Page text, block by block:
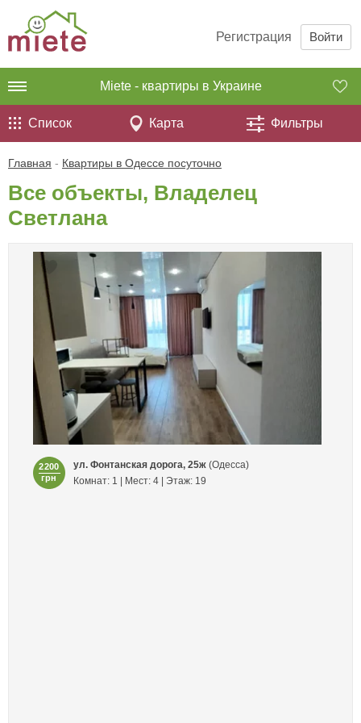
Регистрация Войти
Miete - квартиры в Украине
Список Карта Фильтры
Главная - Квартиры в Одессе посуточно
Все объекты, Владелец
Светлана
2200
грн
ул. Фонтанская дорога, 25ж(Одесса)
Комнат: 1 | Мест: 4 | Этаж: 19